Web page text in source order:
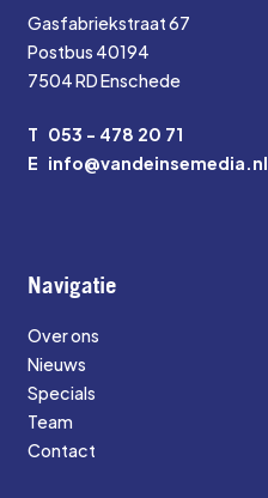
Gasfabriekstraat 67
Postbus 40194
7504 RD Enschede
T 053 - 478 20 71
E info@vandeinsemedia.nl
Navigatie
Over ons
Nieuws
Specials
Team
Contact